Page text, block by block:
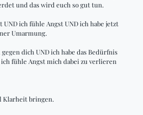
und das wird euch so gut tun.
ich fühle Angst UND ich habe jetzt
Umarmung.
dich UND ich habe das Bedürfnis
fühle Angst mich dabei zu verlieren
Klarheit bringen.